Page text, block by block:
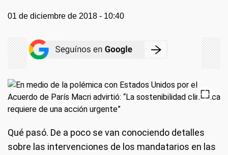
01 de diciembre de 2018 - 10:40
Qué pasó. De a poco se van conociendo detalles
sobre las intervenciones de los mandatarios en las